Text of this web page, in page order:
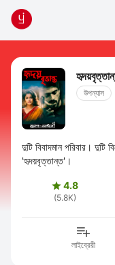
উপন্যাস
দুটি বিবাদমান পরিবার। দুটি
'হৃদয়বৃত্তান্ত'।
 4.8
(5.8K)
লাইব্রেরী